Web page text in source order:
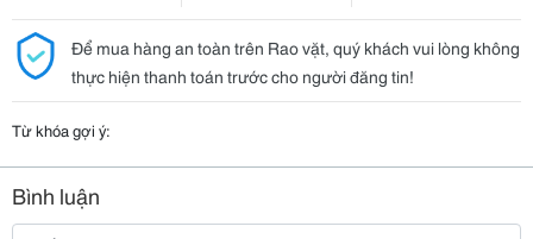
Để mua hàng an toàn trên Rao vặt, quý khách vui lòng không
thực hiện thanh toán trước cho người đăng tin!
Từ khóa gợi ý:
Bình luận